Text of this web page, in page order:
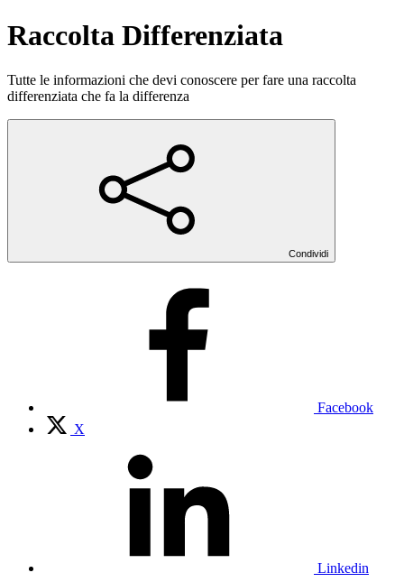
Raccolta Differenziata
Tutte le informazioni che devi conoscere per fare una raccolta
differenziata che fa la differenza
Condividi
Facebook
X
Linkedin